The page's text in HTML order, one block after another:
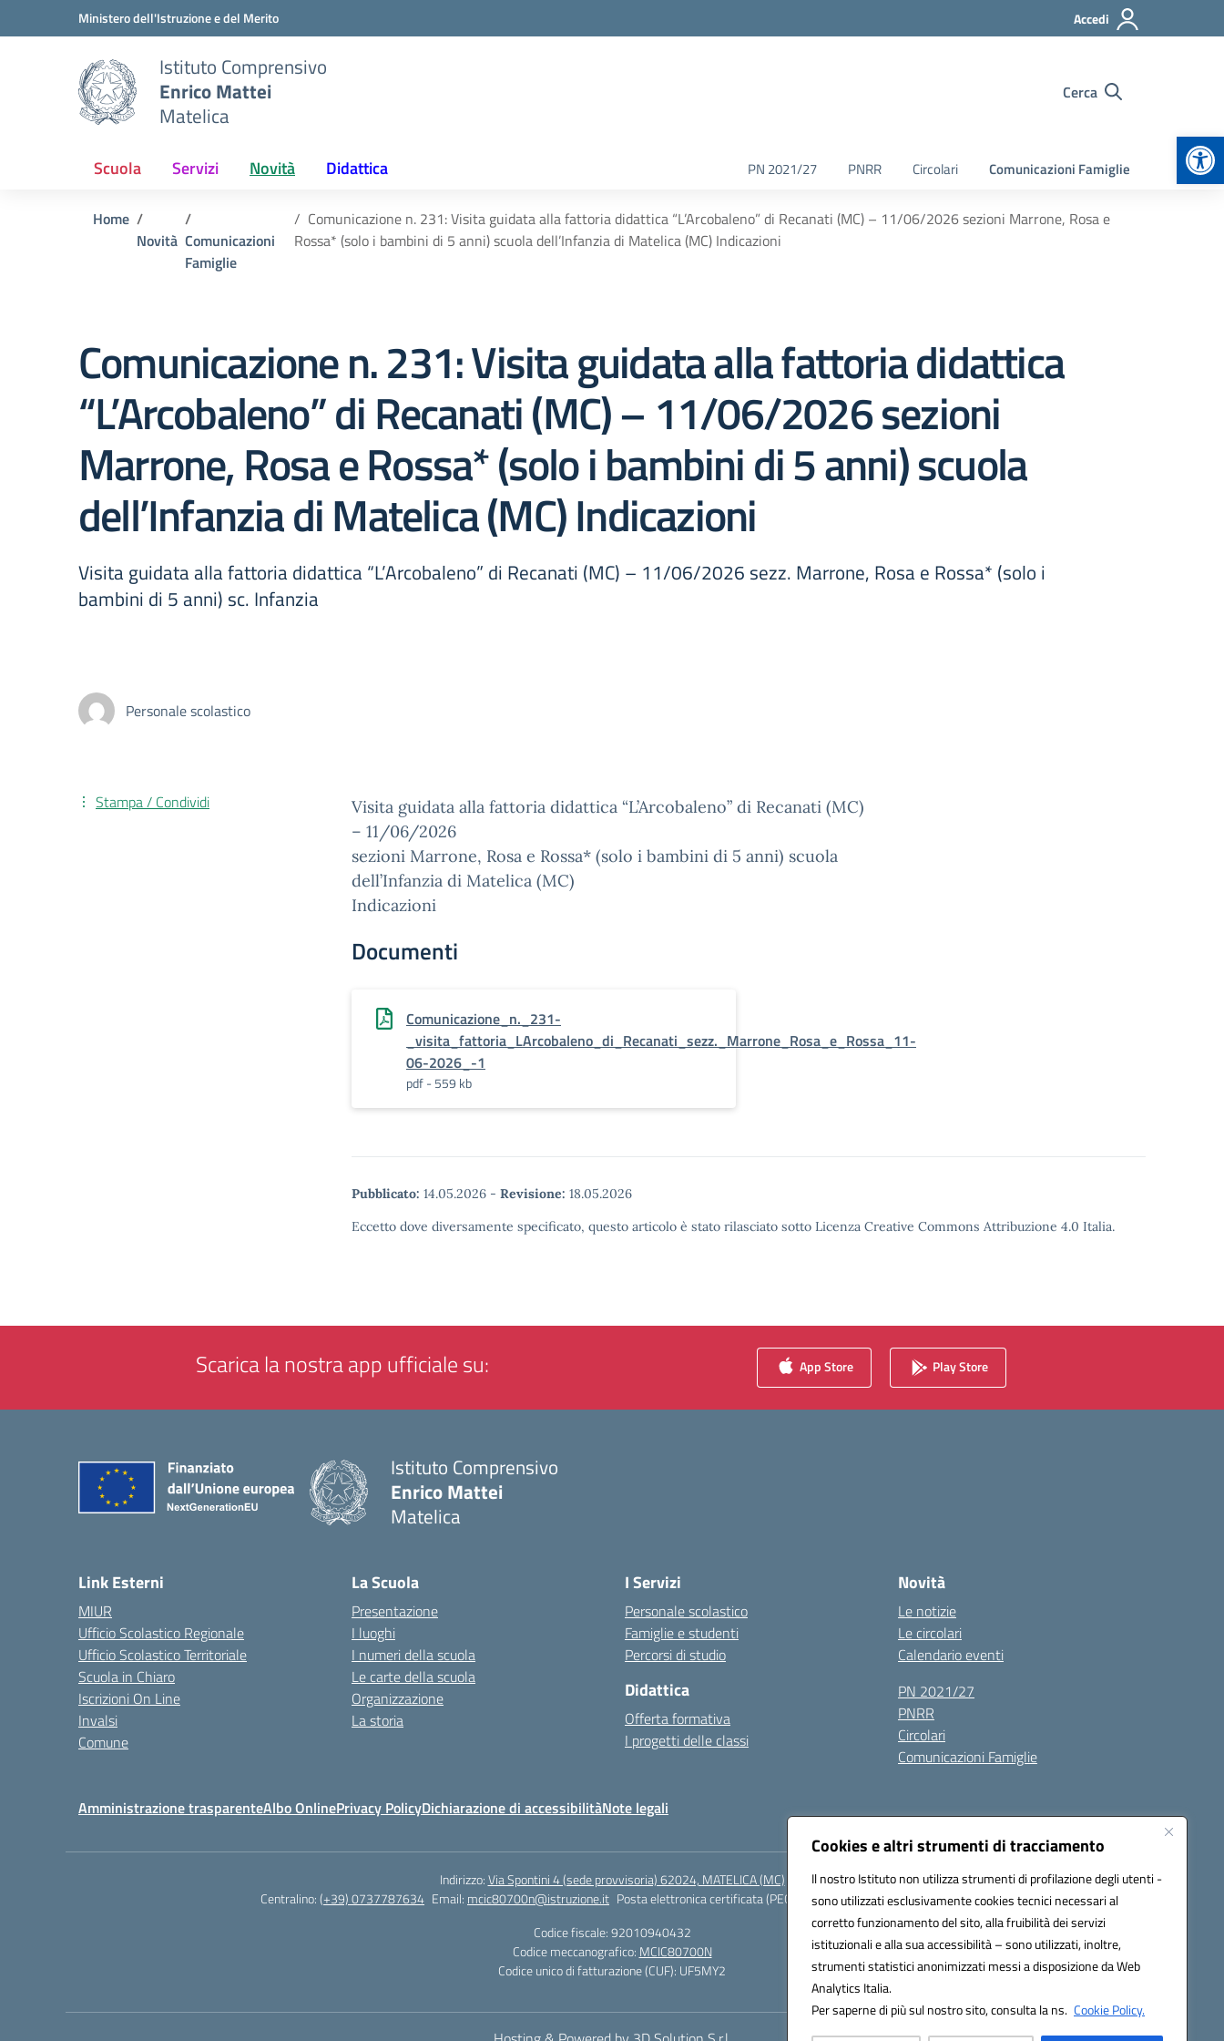
Cookies e altri strumenti di tracciamento
Il nostro Istituto non utilizza strumenti di profilazione degli utenti -
sono utilizzati esclusivamente cookies tecnici necessari al
corretto funzionamento del sito, alla fruibilità dei servizi
istituzionali e alla sua accessibilità – sono utilizzati, inoltre,
strumenti statistici anonimizzati messi a disposizione da Web
Analytics Italia.
Per saperne di più sul nostro sito, consulta la ns. Cookie Policy.
Vai ai contenuti
Vai al menu di navigazioneMinistero dell'Istruzione e del Merito Accedi
Istituto Comprensivo
Enrico Mattei
Matelica
Cerca
Scuola Servizi Novità Didattica PN 2021/27 PNRR Circolari Comunicazioni Famiglie
Home
Novità Comunicazioni
Famiglie
Comunicazione n. 231: Visita guidata alla fattoria didattica “L’Arcobaleno” di Recanati (MC) – 11/06/2026 sezioni Marrone, Rosa e
Rossa* (solo i bambini di 5 anni) scuola dell’Infanzia di Matelica (MC) Indicazioni
Comunicazione n. 231: Visita guidata alla fattoria didattica
“L’Arcobaleno” di Recanati (MC) – 11/06/2026 sezioni
Marrone, Rosa e Rossa* (solo i bambini di 5 anni) scuola
dell’Infanzia di Matelica (MC) Indicazioni
Visita guidata alla fattoria didattica “L’Arcobaleno” di Recanati (MC) – 11/06/2026 sezz. Marrone, Rosa e Rossa* (solo i
bambini di 5 anni) sc. Infanzia
Personale scolastico
Visita guidata alla fattoria didattica “L’Arcobaleno” di Recanati (MC)
– 11/06/2026
sezioni Marrone, Rosa e Rossa* (solo i bambini di 5 anni) scuola
dell’Infanzia di Matelica (MC)
Indicazioni
Documenti
Comunicazione_n._231-
_visita_fattoria_LArcobaleno_di_Recanati_sezz._Marrone_Rosa_e_Rossa_11-
06-2026_-1
pdf - 559 kb
Pubblicato: 14.05.2026 - Revisione: 18.05.2026
Eccetto dove diversamente specificato, questo articolo è stato rilasciato sotto Licenza Creative Commons Attribuzione 4.0 Italia.
Stampa / Condividi
Scarica la nostra app ufficiale su: App Store Play Store
Istituto Comprensivo
Enrico Mattei
Matelica
Link Esterni
MIUR
Ufficio Scolastico Regionale
Ufficio Scolastico Territoriale
Scuola in Chiaro
Iscrizioni On Line
Invalsi
Comune
La Scuola
Presentazione
I luoghi
I numeri della scuola
Le carte della scuola
Organizzazione
La storia
I Servizi
Personale scolastico
Famiglie e studenti
Percorsi di studio
Didattica
Offerta formativa
I progetti delle classi
Novità
Le notizie
Le circolari
Calendario eventi
PN 2021/27
PNRR
Circolari
Comunicazioni Famiglie
Amministrazione trasparenteAlbo OnlinePrivacy PolicyDichiarazione di accessibilitàNote legali
Indirizzo:Via Spontini 4 (sede provvisoria) 62024, MATELICA (MC)
Centralino:(+39) 0737787634 Email: mcic80700n@istruzione.it Posta elettronica certificata (PEC):
mcic80700n@pec.istruzione.it
Codice fiscale: 92010940432
Codice meccanografico: MCIC80700N
Codice unico di fatturazione (CUF): UF5MY2